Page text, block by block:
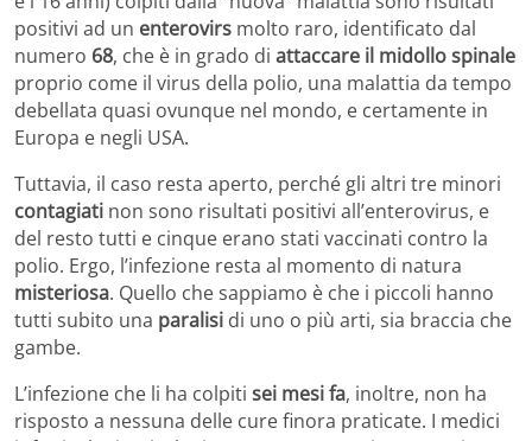
positivi ad un enterovirs molto raro, identificato dal
numero 68, che è in grado di attaccare il midollo spinale
proprio come il virus della polio, una malattia da tempo
debellata quasi ovunque nel mondo, e certamente in
Europa e negli USA.
Tuttavia, il caso resta aperto, perché gli altri tre minori
contagiati non sono risultati positivi all’enterovirus, e
del resto tutti e cinque erano stati vaccinati contro la
polio. Ergo, l’infezione resta al momento di natura
misteriosa. Quello che sappiamo è che i piccoli hanno
tutti subito una paralisi di uno o più arti, sia braccia che
gambe.
L’infezione che li ha colpiti sei mesi fa, inoltre, non ha
risposto a nessuna delle cure finora praticate. I medici